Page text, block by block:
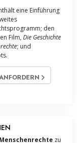
eine Einführung
den
Film, Die Geschichte
; und
zu